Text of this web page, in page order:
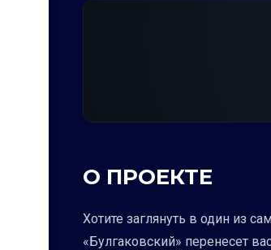
О ПРОЕКТЕ
Хотите заглянуть в один из
«Булгаковский» перенесет